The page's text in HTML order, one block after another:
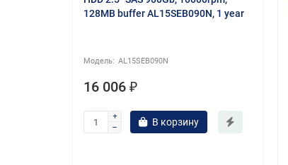
128MB buffer AL15SEB090N, 1 year
AL15SEB090N
16 006 ₽
В корзину